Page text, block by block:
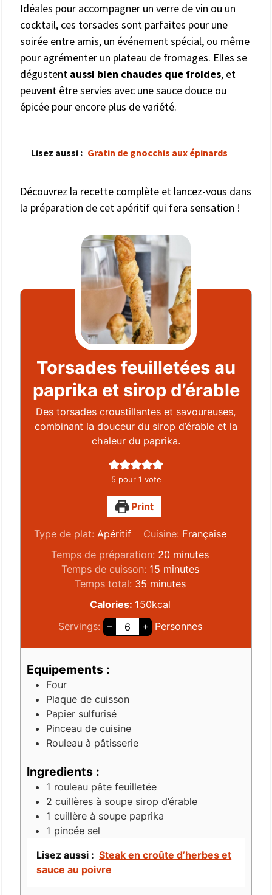
Idéales pour accompagner un verre de vin ou un
cocktail, ces torsades sont parfaites pour une
soirée entre amis, un événement spécial, ou même
pour agrémenter un plateau de fromages. Elles se
dégustent aussi bien chaudes que froides, et
peuvent être servies avec une sauce douce ou
épicée pour encore plus de variété.
Lisez aussi : Gratin de gnocchis aux épinards
Découvrez la recette complète et lancez-vous dans
la préparation de cet apéritif qui fera sensation !
Torsades feuilletées au
paprika et sirop d’érable
Des torsades croustillantes et savoureuses,
combinant la douceur du sirop d’érable et la
chaleur du paprika.
5 pour 1 vote
Print
Type de plat: Apéritif Cuisine: Française
Temps de préparation: 20 minutes
Temps de cuisson: 15 minutes
Temps total: 35 minutes
Calories: 150kcal
Servings: – + Personnes
Equipements :
Four
Plaque de cuisson
Papier sulfurisé
Pinceau de cuisine
Rouleau à pâtisserie
Ingredients :
1 rouleau pâte feuilletée
2 cuillères à soupe sirop d’érable
1 cuillère à soupe paprika
1 pincée sel
Lisez aussi : Steak en croûte d’herbes et
sauce au poivre